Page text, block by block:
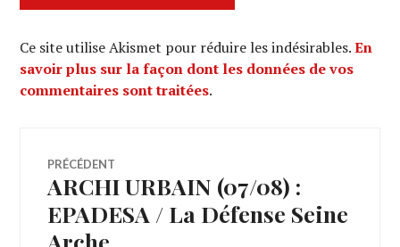
Ce site utilise Akismet pour réduire les indésirables.En
savoir plus sur la façon dont les données de vos
commentaires sont traitées.
Navigation
de
PRÉCÉDENT
Article
précédent :
ARCHI URBAIN (07/08) :
EPADESA / La Défense Seine
Arche